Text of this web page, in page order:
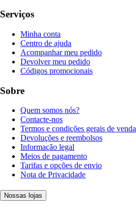
Serviços
Minha conta
Centro de ajuda
Acompanhar meu pedido
Devolver meu pedido
Códigos promocionais
Sobre
Quem somos nós?
Contacte-nos
Termos e condições gerais de venda
Devoluções e reembolsos
Informação legal
Meios de pagamento
Tarifas e opções de envio
Nota de Privacidade
Nossas lojas